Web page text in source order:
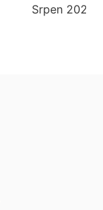
Srpen 2021